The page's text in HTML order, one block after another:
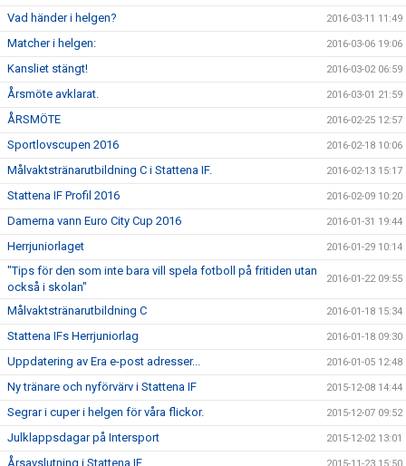
Vad händer i helgen? 2016-03-11 11:49
Matcher i helgen: 2016-03-06 19:06
Kansliet stängt! 2016-03-02 06:59
Årsmöte avklarat. 2016-03-01 21:59
ÅRSMÖTE 2016-02-25 12:57
Sportlovscupen 2016 2016-02-18 10:06
Målvaktstränarutbildning C i Stattena IF. 2016-02-13 15:17
Stattena IF Profil 2016 2016-02-09 10:20
Damerna vann Euro City Cup 2016 2016-01-31 19:44
Herrjuniorlaget 2016-01-29 10:14
"Tips för den som inte bara vill spela fotboll på fritiden utan
också i skolan"
2016-01-22 09:55
Målvaktstränarutbildning C 2016-01-18 15:34
Stattena IFs Herrjuniorlag 2016-01-18 09:30
Uppdatering av Era e-post adresser... 2016-01-05 12:48
Ny tränare och nyförvärv i Stattena IF 2015-12-08 14:44
Segrar i cuper i helgen för våra flickor. 2015-12-07 09:52
Julklappsdagar på Intersport 2015-12-02 13:01
Årsavslutning i Stattena IF 2015-11-23 15:50